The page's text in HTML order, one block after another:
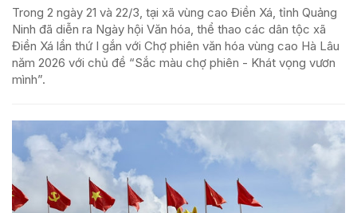
Trong 2 ngày 21 và 22/3, tại xã vùng cao Điền Xá, tỉnh Quảng
Ninh đã diễn ra Ngày hội Văn hóa, thể thao các dân tộc xã
Điền Xá lần thứ I gắn với Chợ phiên văn hóa vùng cao Hà Lâu
năm 2026 với chủ đề “Sắc màu chợ phiên - Khát vọng vươn
mình”.